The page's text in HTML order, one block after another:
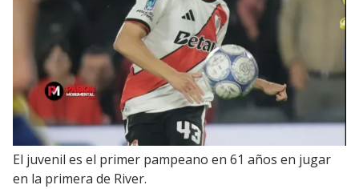
El juvenil es el primer pampeano en 61 años en jugar
en la primera de River.